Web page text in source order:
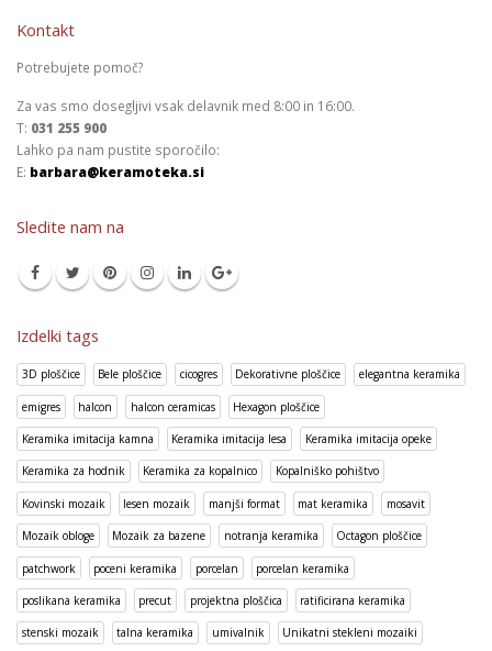
Kontakt
Potrebujete pomoč?
Za vas smo dosegljivi vsak delavnik med 8:00 in 16:00.
T: 031 255 900
Lahko pa nam pustite sporočilo:
E: barbara@keramoteka.si
Sledite nam na
Izdelki tags
3D ploščice Bele ploščice cicogres Dekorativne ploščice elegantna keramika
emigres halcon halcon ceramicas Hexagon ploščice
Keramika imitacija kamna Keramika imitacija lesa Keramika imitacija opeke
Keramika za hodnik Keramika za kopalnico Kopalniško pohištvo
Kovinski mozaik lesen mozaik manjši format mat keramika mosavit
Mozaik obloge Mozaik za bazene notranja keramika Octagon ploščice
patchwork poceni keramika porcelan porcelan keramika
poslikana keramika precut projektna ploščica ratificirana keramika
stenski mozaik talna keramika umivalnik Unikatni stekleni mozaiki